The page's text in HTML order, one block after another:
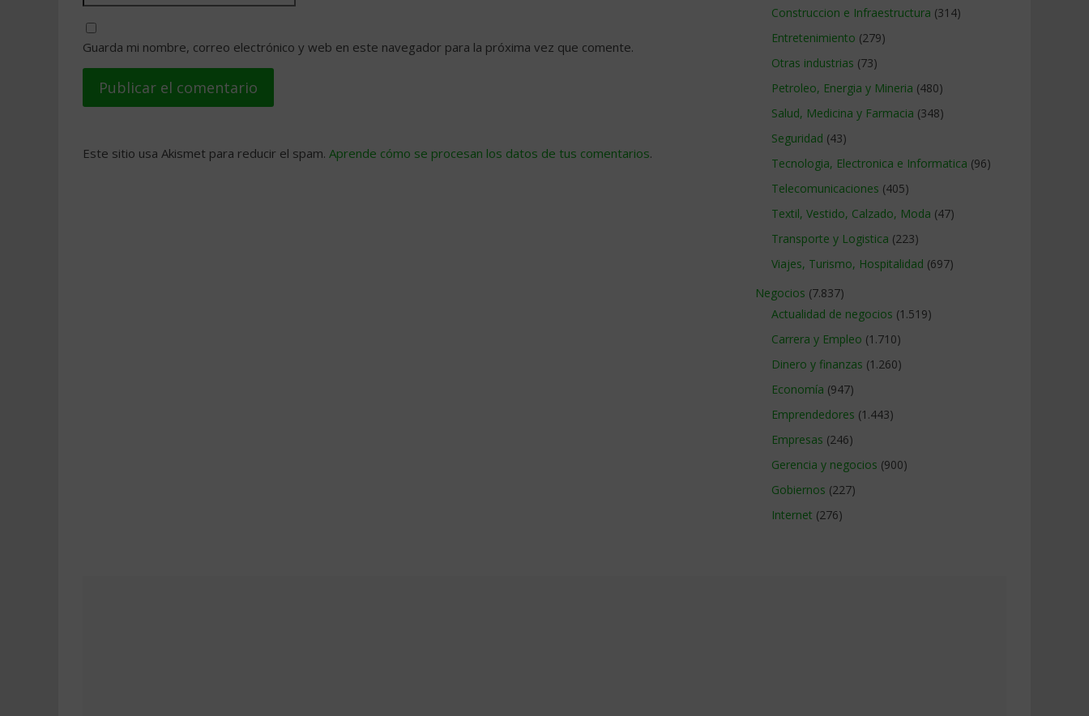
Guarda mi nombre, correo electrónico y web en este navegador para la próxima vez que comente.
Este sitio usa Akismet para reducir el spam. Aprende cómo se procesan los datos de tus comentarios.
Construccion e Infraestructura (314)
Entretenimiento (279)
Otras industrias (73)
Petroleo, Energia y Mineria (480)
Salud, Medicina y Farmacia (348)
Seguridad (43)
Tecnologia, Electronica e Informatica (96)
Telecomunicaciones (405)
Textil, Vestido, Calzado, Moda (47)
Transporte y Logistica (223)
Viajes, Turismo, Hospitalidad (697)
Negocios (7.837)
Actualidad de negocios (1.519)
Carrera y Empleo (1.710)
Dinero y finanzas (1.260)
Economía (947)
Emprendedores (1.443)
Empresas (246)
Gerencia y negocios (900)
Gobiernos (227)
Internet (276)